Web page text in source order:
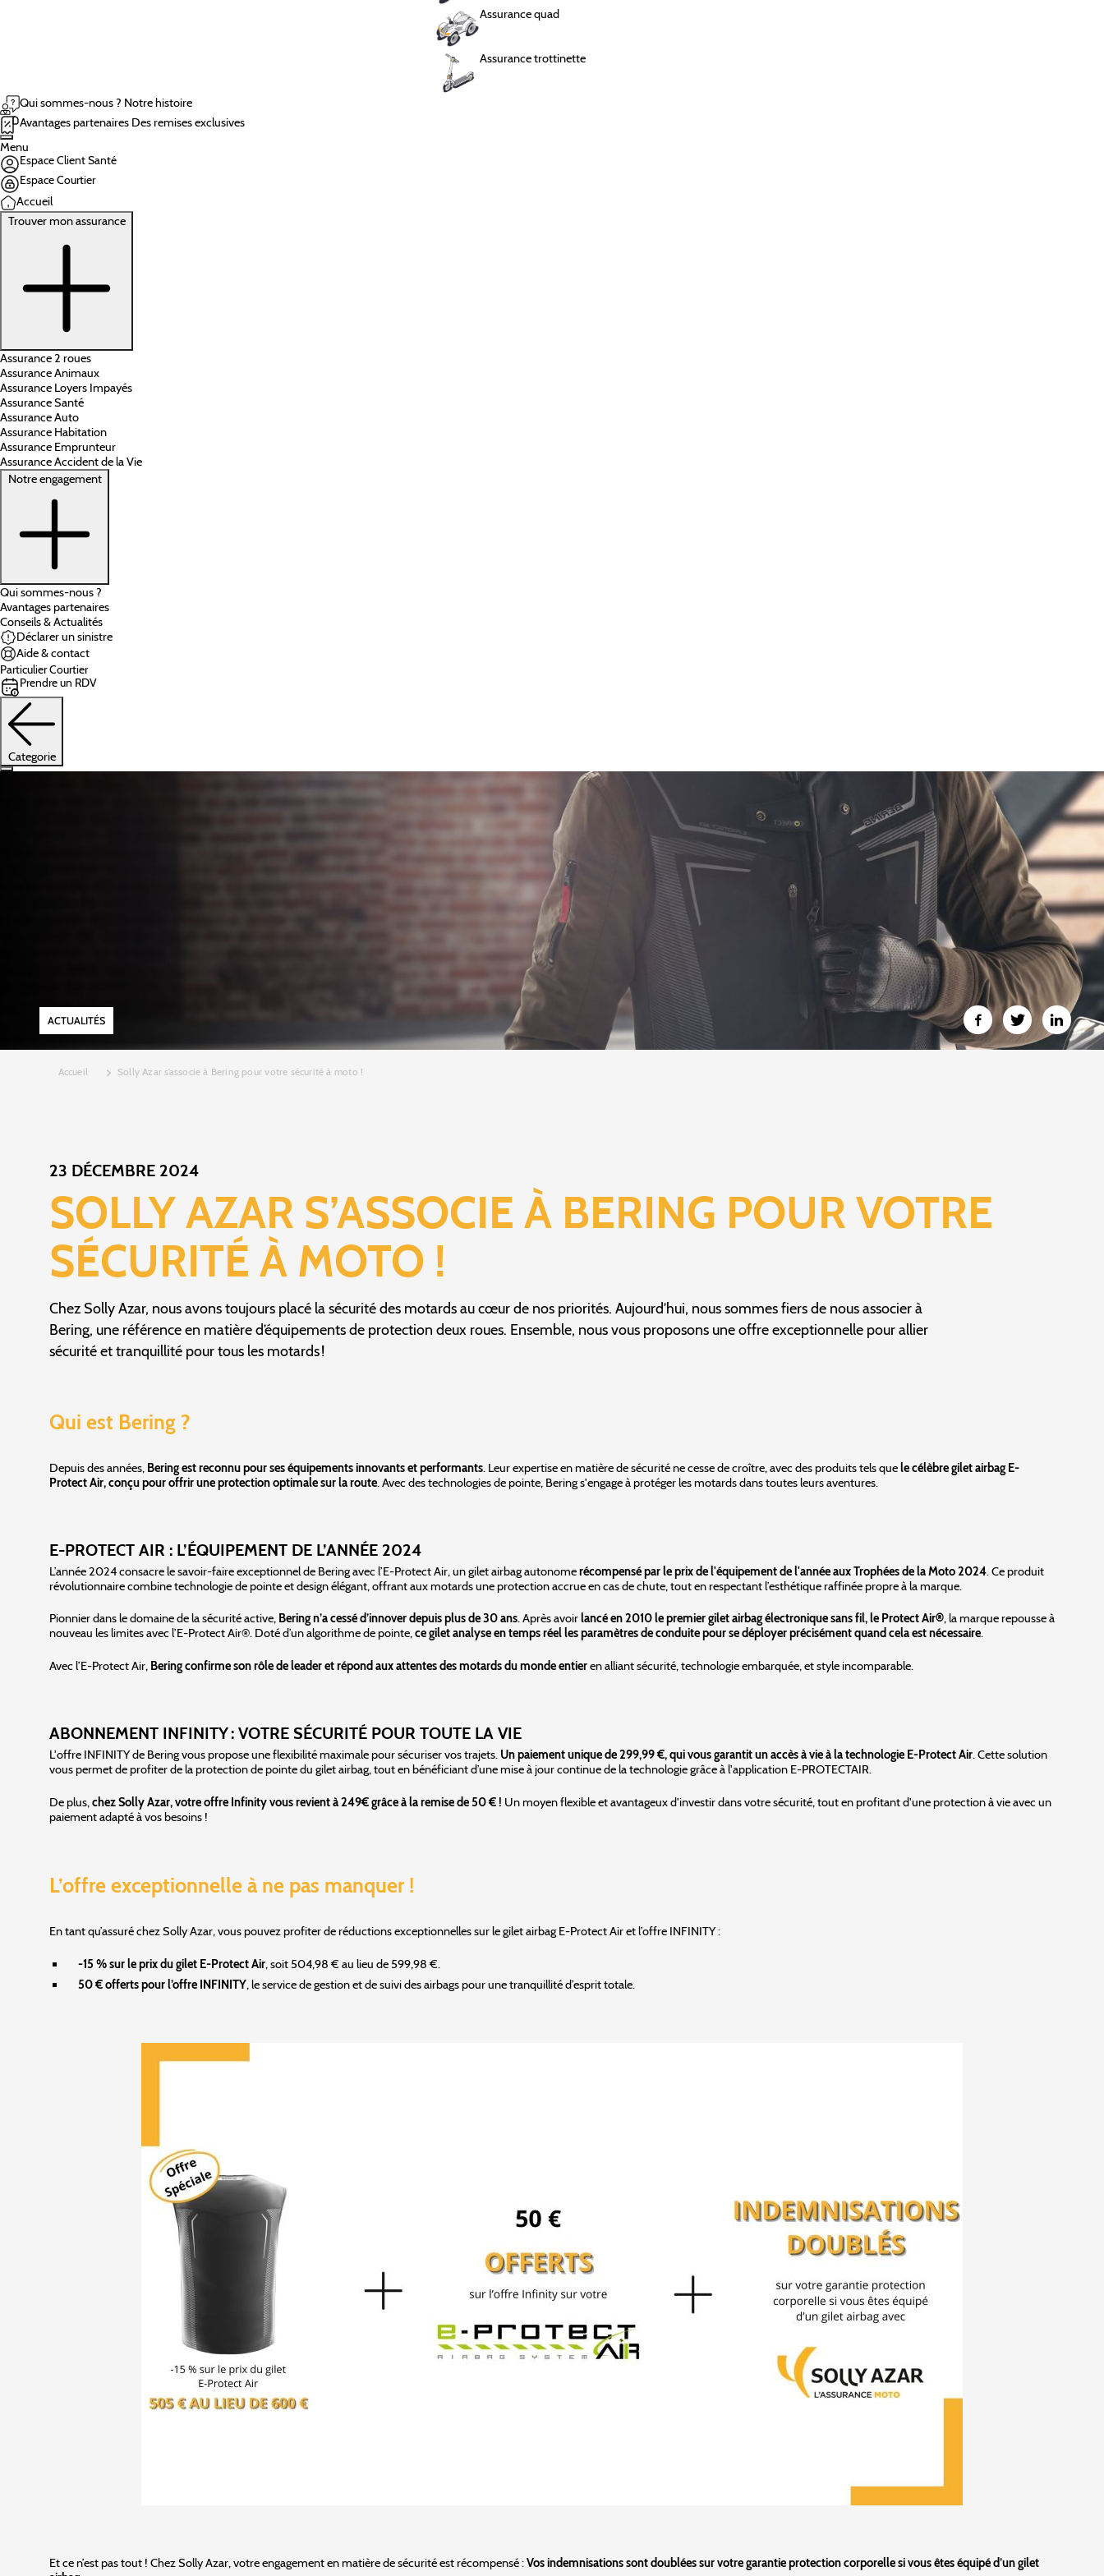
Assurance quad
Assurance trottinette
Assurance chaton
Chauffeur VTC
Qui sommes-nous ? Notre histoire
Avantages partenaires Des remises exclusives
Menu
Espace Client Santé
Espace Courtier
Accueil
Trouver mon assurance
Assurance 2 roues
Assurance Animaux
Assurance Loyers Impayés
Assurance Santé
Assurance Auto
Assurance Habitation
Assurance Emprunteur
Assurance Accident de la Vie
Notre engagement
Qui sommes-nous ?
Avantages partenaires
Conseils & Actualités
Déclarer un sinistre
Aide & contact
ParticulierCourtier
Prendre un RDV
Categorie
ACTUALITÉS
Accueil Solly Azar s’associe à Bering pour votre sécurité à moto !
23 DÉCEMBRE 2024
SOLLY AZAR S’ASSOCIE À BERING POUR VOTRE
SÉCURITÉ À MOTO !
Chez Solly Azar, nous avons toujours placé la sécurité des motards au cœur de nos priorités. Aujourd’hui, nous sommes fiers de nous associer à
Bering, une référence en matière d’équipements de protection deux roues. Ensemble, nous vous proposons une offre exceptionnelle pour allier
sécurité et tranquillité pour tous les motards !
Qui est Bering ?
Depuis des années, Bering est reconnu pour ses équipements innovants et performants. Leur expertise en matière de sécurité ne cesse de croître, avec des produits tels quele célèbre gilet airbag E-
Protect Air, conçu pour offrir une protection optimale sur la route. Avec des technologies de pointe, Bering s'engage à protéger les motards dans toutes leurs aventures.
E-PROTECT AIR : L’ÉQUIPEMENT DE L’ANNÉE 2024
L’année 2024 consacre le savoir-faire exceptionnel de Bering avec l’E-Protect Air, un gilet airbag autonomerécompensé par le prix de l'équipement de l'année aux Trophées de la Moto 2024. Ce produit
révolutionnaire combine technologie de pointe et design élégant, offrant aux motards une protection accrue en cas de chute, tout en respectant l’esthétique raffinée propre à la marque.
Pionnier dans le domaine de la sécurité active, Bering n’a cessé d’innover depuis plus de 30 ans. Après avoirlancé en 2010 le premier gilet airbag électronique sans fil, le Protect Air®, la marque repousse à
nouveau les limites avec l’E-Protect Air®. Doté d’un algorithme de pointe,ce gilet analyse en temps réel les paramètres de conduite pour se déployer précisément quand cela est nécessaire.
Avec l’E-Protect Air, Bering confirme son rôle de leader et répond aux attentes des motards du monde entieren alliant sécurité, technologie embarquée, et style incomparable.
ABONNEMENT INFINITY : VOTRE SÉCURITÉ POUR TOUTE LA VIE
L'offre INFINITY de Bering vous propose une flexibilité maximale pour sécuriser vos trajets. Un paiement unique de 299,99 €, qui vous garantit un accès à vie à la technologie E-Protect Air. Cette solution
vous permet de profiter de la protection de pointe du gilet airbag, tout en bénéficiant d’une mise à jour continue de la technologie grâce à l'application E-PROTECTAIR.
De plus,chez Solly Azar, votre offre Infinity vous revient à 249€ grâce à la remise de 50 € ! Un moyen flexible et avantageux d'investir dans votre sécurité, tout en profitant d'une protection à vie avec un
paiement adapté à vos besoins !
L’offre exceptionnelle à ne pas manquer !
En tant qu’assuré chez Solly Azar, vous pouvez profiter de réductions exceptionnelles sur le gilet airbag E-Protect Air et l’offre INFINITY :
-15 % sur le prix du gilet E-Protect Air, soit 504,98 € au lieu de 599,98 €.
50 € offerts pour l’offre INFINITY, le service de gestion et de suivi des airbags pour une tranquillité d’esprit totale.
Et ce n’est pas tout ! Chez Solly Azar, votre engagement en matière de sécurité est récompensé :Vos indemnisations sont doublées sur votre garantie protection corporelle si vous êtes équipé d’un gilet